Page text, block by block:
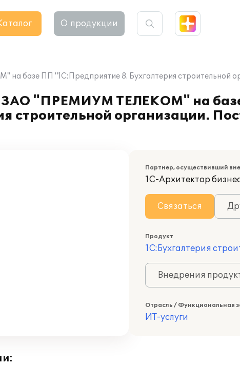
О продукции
базе ПП "1С:Предприятие 8. Бухгалтерия строительной
ЗАО "ПРЕМИУМ ТЕЛЕКОМ" на
строительной организации.
Партнер, осуществивший
1С-Архитектор
Связаться
Продукт
1С:Бухгалтерия
Внедрения
Отрасль / Функциональная
ИТ-услуги